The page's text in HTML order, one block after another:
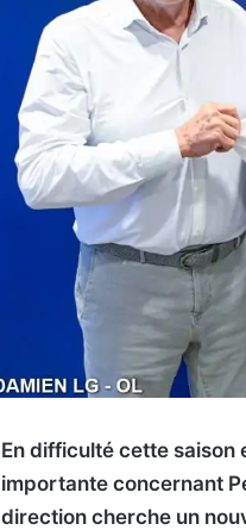
En difficulté cette saison
importante concernant
direction cherche un